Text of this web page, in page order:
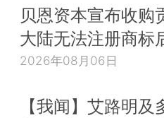
贝恩资本宣布收购
大陆无法注册商标
2026年08月06日
【我闻】艾路明